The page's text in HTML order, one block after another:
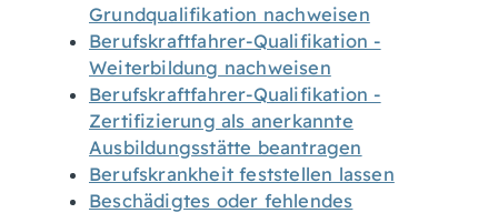
Grundqualifikation nachweisen
Berufskraftfahrer-Qualifikation -
Weiterbildung nachweisen
Berufskraftfahrer-Qualifikation -
Zertifizierung als anerkannte
Ausbildungsstätte beantragen
Berufskrankheit feststellen lassen
Beschädigtes oder fehlendes